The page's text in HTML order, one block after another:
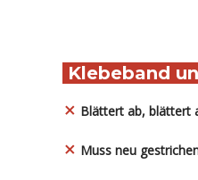
Klebeband
 Blättert ab, blättert
 Muss neu